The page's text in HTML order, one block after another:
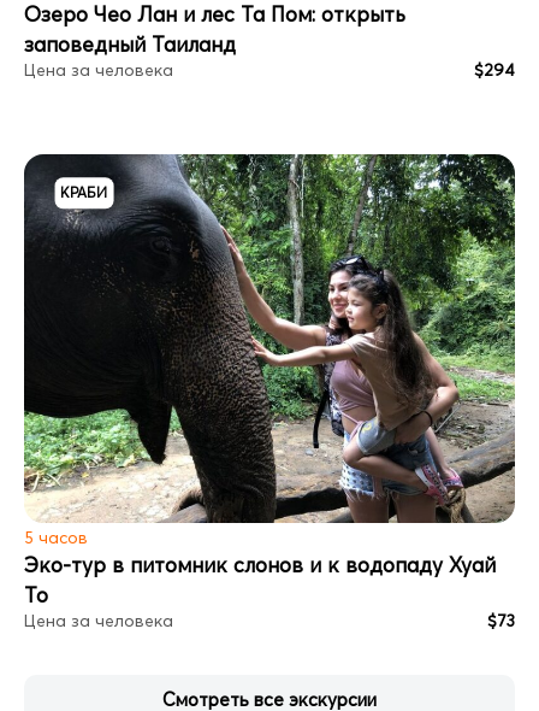
Озеро Чео Лан и лес Та Пом: открыть
заповедный Таиланд
Цена за человека $294
КРАБИ
5 часов
Эко-тур в питомник слонов и к водопаду Хуай
То
Цена за человека $73
Смотреть все экскурсии